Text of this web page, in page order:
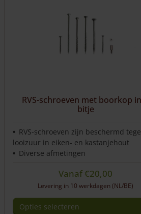
RVS-schroeven met boorkop
bitje
RVS-schroeven zijn beschermd
looizuur in eiken- en kastanjehout
Diverse afmetingen
Vanaf€20,00
Levering in 10 werkdagen (NL/BE)
Opties selecteren